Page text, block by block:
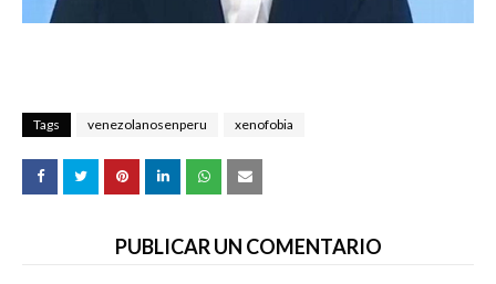
Tags venezolanosenperu xenofobia
PUBLICAR UN COMENTARIO